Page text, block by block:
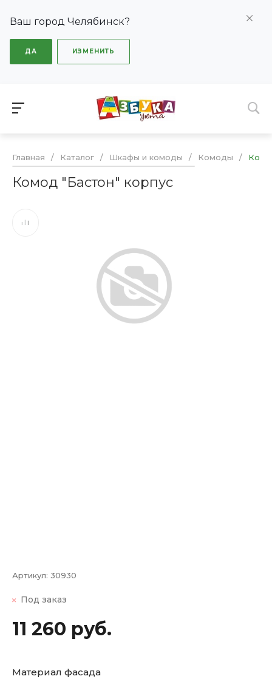
Ваш город Челябинск?
ДА ИЗМЕНИТЬ
Главная / Каталог / Шкафы и комоды / Комоды /
Комод "Бастон" корпус
Артикул: 30930
Под заказ
11 260 руб.
Материал фасада